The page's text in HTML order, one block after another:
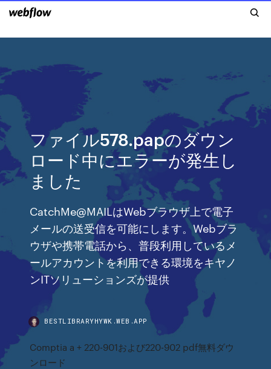
ファイル578.papのダウン
ロード中にエラーが発生し
ました
CatchMe@MAILはWebブラウザ上で電子
メールの送受信を可能にします。Webブラ
ウザや携帯電話から、普段利用しているメ
ールアカウントを利用できる環境をキヤノ
ンITソリューションズが提供
BESTLIBRARYHYWK.WEB.APP
Comptia a + 220-901および220-902 pdf無料ダウ
ンロード